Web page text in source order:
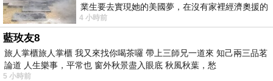
業生要去實現她的美國夢，在沒有家裡經濟奧援的
情況下，靠著自我努力工作累積出國基
4 小時前
藍玫友8
旅人掌櫃旅人掌櫃 我又來找你喝茶囉 帶上三師兄一道來 知己兩三品茗
論道 人生樂事，平常也 窗外秋景盡入眼底 秋風秋葉，愁
5 小時前